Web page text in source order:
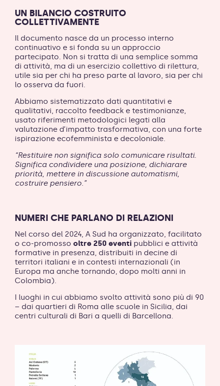
UN BILANCIO COSTRUITO
COLLETTIVAMENTE
Il documento nasce da un processo interno
continuativo e si fonda su un approccio
partecipato. Non si tratta di una semplice somma
di attività, ma di un esercizio collettivo di rilettura,
utile sia per chi ha preso parte al lavoro, sia per chi
lo osserva da fuori.
Abbiamo sistematizzato dati quantitativi e
qualitativi, raccolto feedback e testimonianze,
usato riferimenti metodologici legati alla
valutazione d’impatto trasformativa, con una forte
ispirazione ecofemminista e decoloniale.
“Restituire non significa solo comunicare risultati.
Significa condividere una posizione, dichiarare
priorità, mettere in discussione automatismi,
costruire pensiero.”
NUMERI CHE PARLANO DI RELAZIONI
Nel corso del 2024, A Sud ha organizzato, facilitato
o co-promosso oltre 250 eventi pubblici e attività
formative in presenza, distribuiti in decine di
territori italiani e in contesti internazionali (in
Europa ma anche tornando, dopo molti anni in
Colombia).
I luoghi in cui abbiamo svolto attività sono più di 90
– dai quartieri di Roma alle scuole in Sicilia, dai
centri culturali di Bari a quelli di Barcellona.